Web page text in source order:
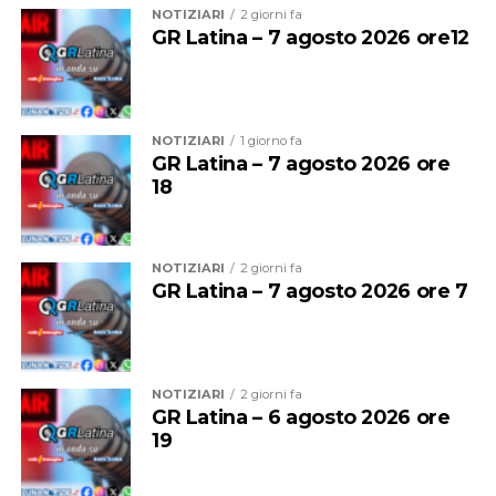
Ad Anzio gli impianti di videosorveglianza saranno
installati in5 siti strategici nel centro cittadino per
un totale di 17 nuove telecamere. L’obiettivo è creare
un modello avanzato di sicurezza integrata per
aumentare l’indice di sorvegliabilità delle aree a maggior
rischio e si unisce a un parallelo intervento del Comune
per incrementare i presidi della Polizia Locale sul
territorio.
A Nettuno saranno installate
NOTIZIARI 2 giorni fa
GR Latina – 7 agosto 2026 ore12
NOTIZIARI 1 giorno fa
GR Latina – 7 agosto 2026 ore
18
NOTIZIARI 2 giorni fa
GR Latina – 7 agosto 2026 ore 7
NOTIZIARI 2 giorni fa
GR Latina – 6 agosto 2026 ore
19